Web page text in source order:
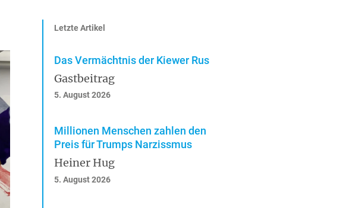
Letzte Artikel
Das Vermächtnis der Kiewer Rus
Gastbeitrag
5. August 2026
Millionen Menschen zahlen den
Preis für Trumps Narzissmus
Heiner Hug
5. August 2026